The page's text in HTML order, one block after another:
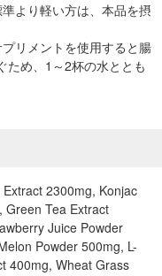
より軽い方は、本品を摂
リメントを使用すると腸
ため、1～2杯の水ととも
2300mg, Konjac
Green Tea Extract
Juice Powder
Powder 500mg, L-
400mg, Wheat Grass